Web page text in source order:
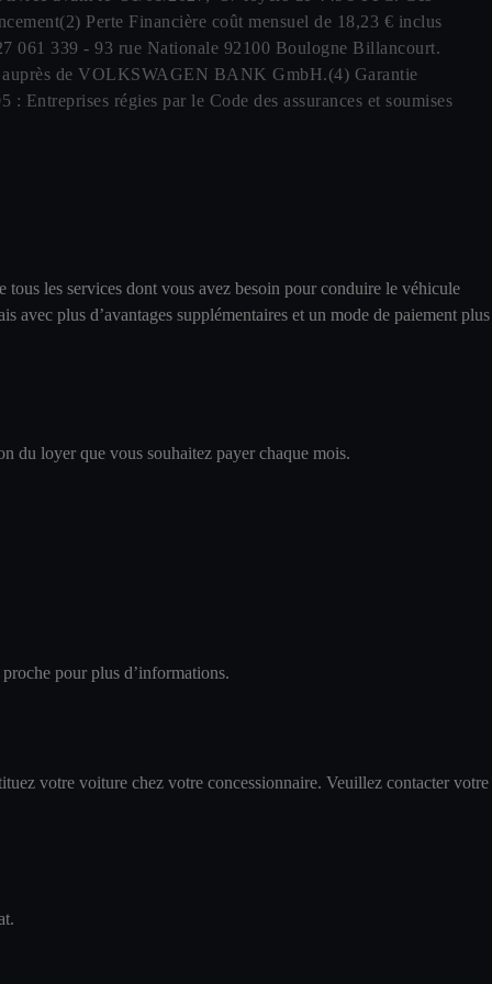
Perte Financière coût mensuel de 18,23 € inclus
061 339 - 93 rue Nationale 92100 Boulogne Billancourt.
auprès de VOLKSWAGEN BANK GmbH.(4) Garantie
Entreprises régies par le Code des assurances et soumises
les services dont vous avez besoin pour conduire le véhicule
avec plus d’avantages supplémentaires et un mode de paiement plus
du loyer que vous souhaitez payer chaque mois.
pour plus d’informations.
votre voiture chez votre concessionnaire. Veuillez contacter votre